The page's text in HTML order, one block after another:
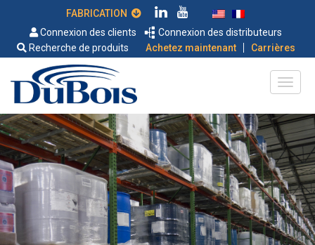
Connexion des clients
Connexion des distributeurs
Recherche de produits
Achetez maintenant | Carrières